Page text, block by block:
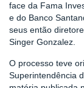
face da Fama
e do Banco
seus então
Singer Gonzalez.
O processo teve
Superintendência